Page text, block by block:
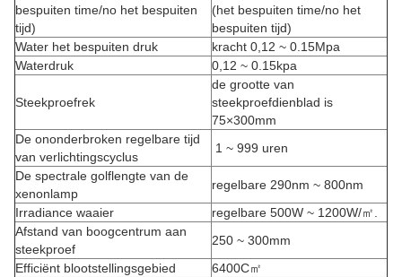
bespuiten time/no het bespuiten
tijd)
(het bespuiten time/no het
bespuiten tijd)
Water het bespuiten druk
kracht 0,12 ~ 0.15Mpa
Waterdruk
0,12 ~ 0.15kpa
Steekproefrek
de grootte van
steekproefdienblad is
75×300mm
De ononderbroken regelbare tijd
van verlichtingscyclus
1 ~ 999 uren
De spectrale golflengte van de
xenonlamp
regelbare 290nm ~ 800nm
Irradiance waaier
regelbare 500W ~ 1200W/㎡.
Afstand van boogcentrum aan
steekproef
250 ~ 300mm
Efficiënt blootstellingsgebied
6400C㎡